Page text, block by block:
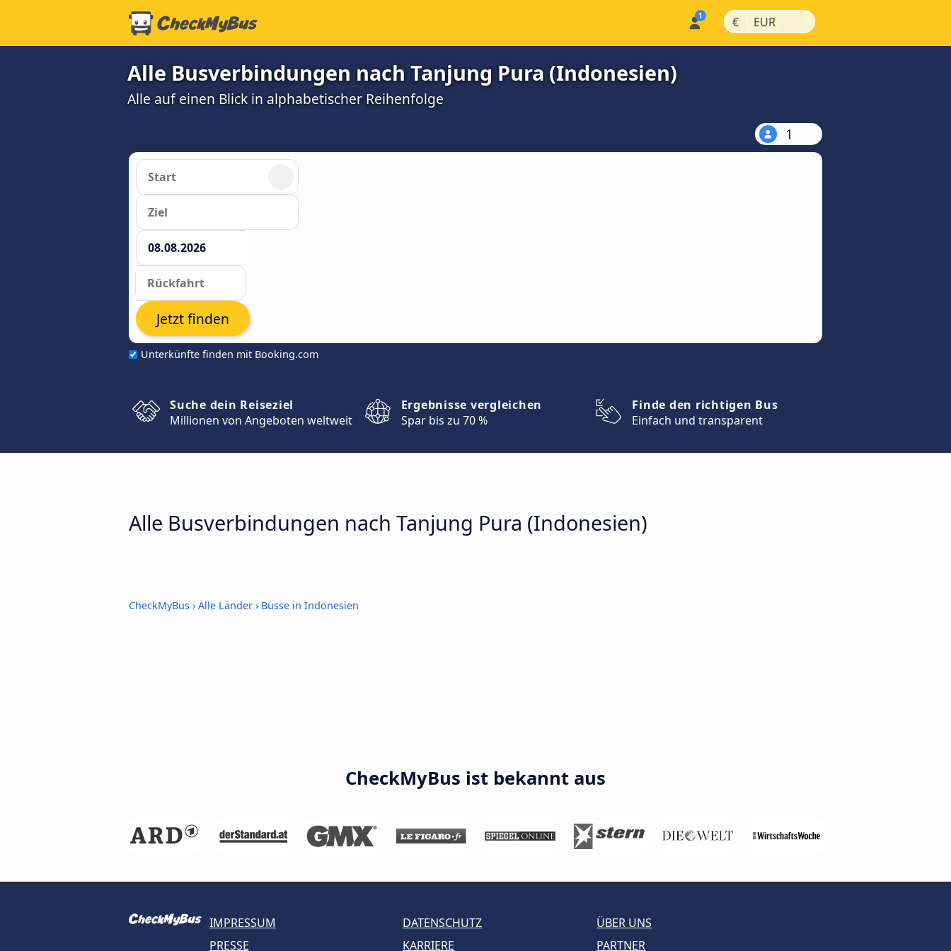
€ | EUR |
Alle Busverbindungen nach Tanjung Pura (Indonesien)
Alle auf einen Blick in alphabetischer Reihenfolge
1
Unterkünfte finden mit Booking.com
Jetzt finden
Suche dein Reiseziel
Millionen von Angeboten weltweit
Ergebnisse vergleichen
Spar bis zu 70 %
Finde den richtigen Bus
Einfach und transparent
Alle Busverbindungen nach Tanjung Pura (Indonesien)
CheckMyBus › Alle Länder › Busse in Indonesien
CheckMyBus ist bekannt aus
IMPRESSUM DATENSCHUTZ
ÜBER UNS
PRESSE
KARRIERE PARTNER